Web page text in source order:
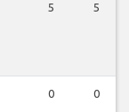
5 5
0 0